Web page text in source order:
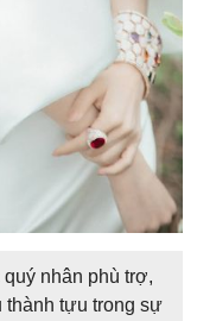
nhân phù trợ,
thành tựu trong sự